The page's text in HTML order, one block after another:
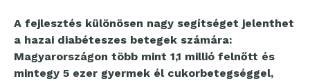
A fejlesztés különösen nagy segítséget jelenthet
a hazai diabéteszes betegek számára:
Magyarországon több mint 1,1 millió felnőtt és
mintegy 5 ezer gyermek él cukorbetegséggel,